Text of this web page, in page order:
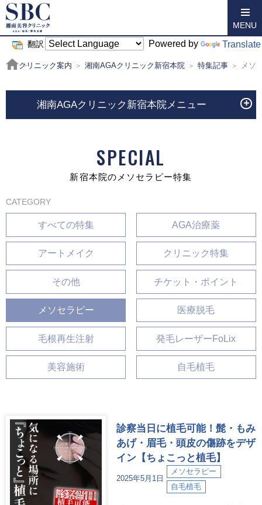
翻訳 Powered by Translate
MENU
クリニック案内 湘南AGAクリニック新宿本院 特集記事 メソ
湘南AGAクリニック新宿本院メニュー
SPECIAL
新宿本院のメソセラピー特集
CATEGORY
すべての特集 AGA治療薬
アートメイク クリニック特集
その他 チケット・ポイント
メソセラピー 医療脱毛
毛根再生注射 発毛レーザーFoLix
美容施術 自毛植毛
2025年5月1日
メソセラピー
自毛植毛
診察当日に植毛可能！髭・もみ
あげ・眉毛・頭皮の傷跡をデザ
イン【ちょこっと植毛】